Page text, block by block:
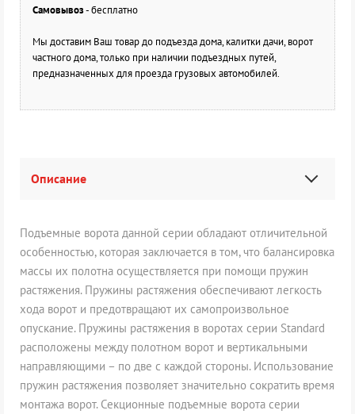
Самовывоз- бесплатно
Мы доставим Ваш товар до подъезда дома, калитки дачи, ворот
частного дома, только при наличии подъездных путей,
предназначенных для проезда грузовых автомобилей.
Описание
Подъемные ворота данной серии обладают отличительной
особенностью, которая заключается в том, что балансировка
массы их полотна осуществляется при помощи пружин
растяжения. Пружины растяжения обеспечивают легкость
хода ворот и предотвращают их самопроизвольное
опускание. Пружины растяжения в воротах серии Standard
расположены между полотном ворот и вертикальными
направляющими – по две с каждой стороны. Использование
пружин растяжения позволяет значительно сократить время
монтажа ворот. Секционные подъемные ворота серии